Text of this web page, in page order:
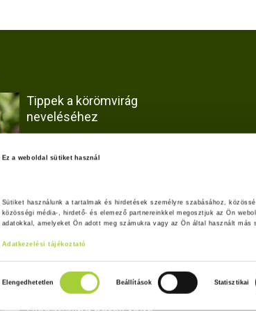
Ez a weboldal sütiket használ
Sütiket használunk a tartalmak és hirdetések személyre szabásához,
közösségi média-, hirdető- és elemező partnereinkkel megosztjuk az Ön
adatokkal, amelyeket Ön adott meg számukra vagy az Ön által használt más
Adatkezelési tájékoztató
z
Elengedhetetlen Beállítások Statisztikai
Tippek a körömvirág
neveléséhez
Virágba borult a kísérleti
kert – vetőmagoktól a
virágzásig
Hogyan vizsgáltuk az